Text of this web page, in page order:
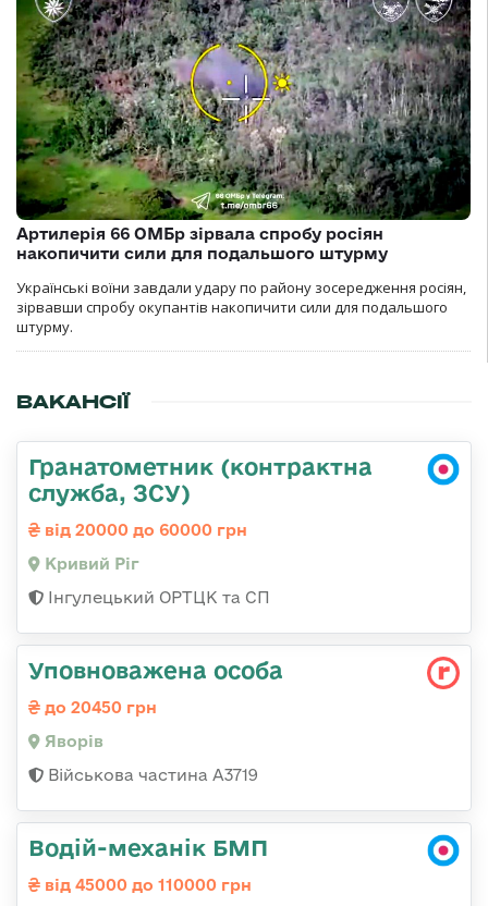
Артилерія 66 ОМБр зірвала спробу росіян
накопичити сили для подальшого штурму
Українські воїни завдали удару по району зосередження росіян,
зірвавши спробу окупантів накопичити сили для подальшого
штурму.
ВАКАНСІЇ
Гранатометник (контрактна
служба, ЗСУ)
від 20000 до 60000 грн
Кривий Ріг
Інгулецький ОРТЦК та СП
Уповноважена особа
до 20450 грн
Яворів
Військова частина А3719
Водій-механік БМП
від 45000 до 110000 грн